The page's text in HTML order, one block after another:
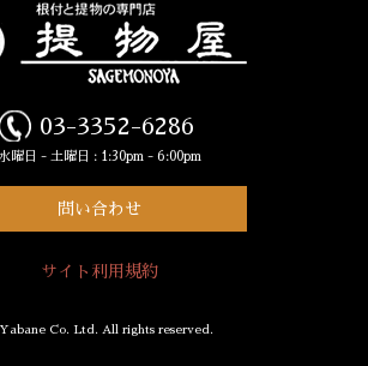
03-3352-6286
曜日 - 土曜日 : 1:30pm - 6:00pm
問い合わせ
サイト利用規約
Co. Ltd. All rights reserved.